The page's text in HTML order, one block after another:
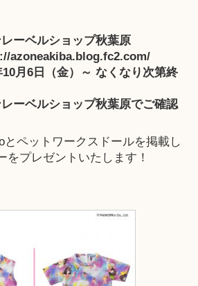
ーベルショップ秋葉原
azoneakiba.blog.fc2.com/
月6日（金）～ なくなり次第終
ーベルショップ秋葉原でご確認
とペットワークスドールを掲載し
をプレゼントいたします！